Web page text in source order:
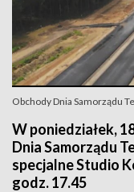
Obchody Dnia Samorządu
W poniedziałek,
Dnia Samorządu
specjalne Studio
godz. 17.45